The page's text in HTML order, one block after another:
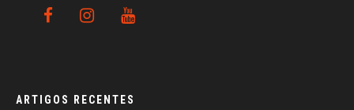
ARTIGOS RECENTES